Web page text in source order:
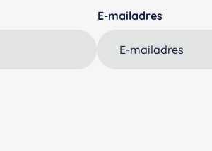
E-mailadres